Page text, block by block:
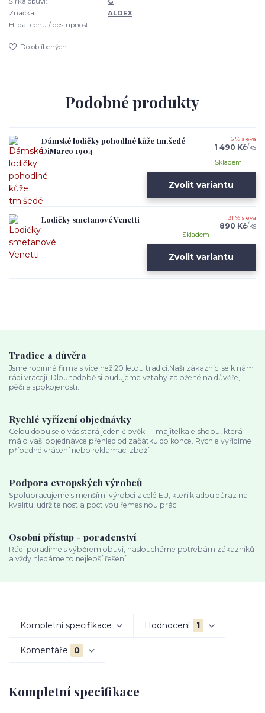
Značka:
ALDEX
Hlídat cenu / dostupnost
Do oblíbených
Podobné produkty
Dámské lodičky pohodlné kůže tm.šedé
DiMarco 1904
6 % sleva
1 490 Kč/ks
Skladem
Zvolit variantu
Lodičky smetanové Venetti 31 % sleva
890 Kč/ks
Skladem
Zvolit variantu
Tradice a důvěra
Jsme rodinná firma s více než 20 letou tradicí.Naši zákazníci se k nám
rádi vracejí. Dlouhodobě si budujeme vztahy založené na důvěře,
péči a spokojenosti.
Rychlé vyřízení objednávky
Celou dobu se o vás stará jeden člověk — majitelka e‑shopu, která
má o vaší objednávce přehled od začátku do konce. Rychle vyřídíme i
případné vrácení nebo reklamaci zboží.
Podpora evropských výrobců
Spolupracujeme s menšími výrobci z celé EU, kteří kladou důraz na
kvalitu, udržitelnost a poctivou řemeslnou práci.
Osobní přístup - poradenství
Rádi poradíme s výběrem obuvi, nasloucháme potřebám zákazníků
a vždy hledáme to nejlepší řešení.
Kompletní specifikace Hodnocení 1
Komentáře 0
Kompletní specifikace